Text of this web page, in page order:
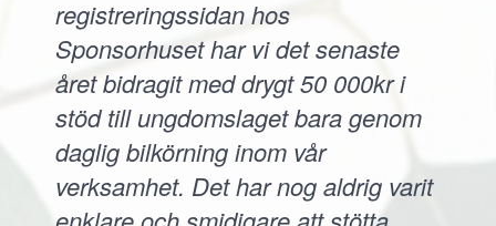
registreringssidan hos
Sponsorhuset har vi det senaste
året bidragit med drygt 50 000kr i
stöd till ungdomslaget bara genom
daglig bilkörning inom vår
verksamhet. Det har nog aldrig varit